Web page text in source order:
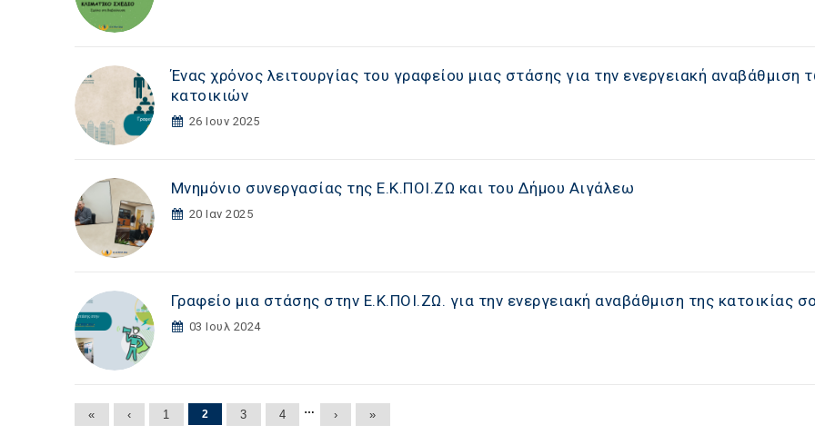
Ένας χρόνος λειτουργίας του γραφείου μιας στάσης για την ενεργειακή αναβάθμιση
κατοικιών
26 Ιουν 2025
Μνημόνιο συνεργασίας της Ε.Κ.ΠΟΙ.ΖΩ και του Δήμου Αιγάλεω
20 Ιαν 2025
Γραφείο μια στάσης στην Ε.Κ.ΠΟΙ.ΖΩ. για την ενεργειακή αναβάθμιση της κατοικίας
03 Ιουλ 2024
Σελίδες
« ‹ 1 2 3 4 … › »